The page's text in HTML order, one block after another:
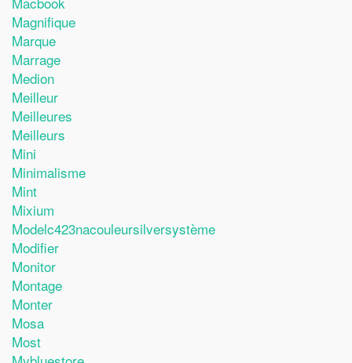
Magnifique
Marque
Marrage
Medion
Meilleur
Meilleures
Meilleurs
Mini
Minimalisme
Mint
Mixium
Modelc423nacouleursilversystème
Modifier
Monitor
Montage
Monter
Mosa
Most